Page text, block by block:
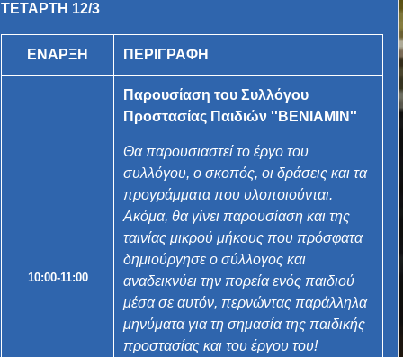
ΤΕΤΑΡΤΗ 12/3
ΕΝΑΡΞΗ ΠΕΡΙΓΡΑΦΗ
10:00-11:00
Παρουσίαση του Συλλόγου
Προστασίας Παιδιών ''ΒΕΝΙΑΜΙΝ''
Θα παρουσιαστεί το έργο του
συλλόγου, ο σκοπός, οι δράσεις και τα
προγράμματα που υλοποιούνται.
Ακόμα, θα γίνει παρουσίαση και της
ταινίας μικρού μήκους που πρόσφατα
δημιούργησε ο σύλλογος και
αναδεικνύει την πορεία ενός παιδιού
μέσα σε αυτόν, περνώντας παράλληλα
μηνύματα για τη σημασία της παιδικής
προστασίας και του έργου του!